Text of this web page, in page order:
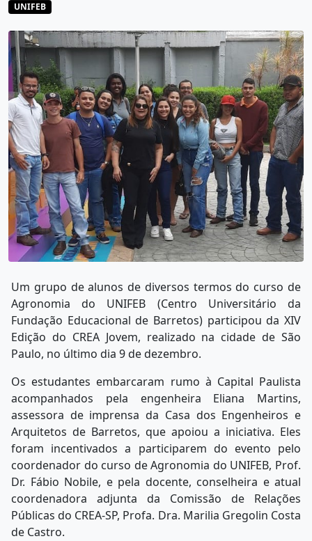
UNIFEB
Um grupo de alunos de diversos termos do curso de
Agronomia do UNIFEB (Centro Universitário da
Fundação Educacional de Barretos) participou da XIV
Edição do CREA Jovem, realizado na cidade de São
Paulo, no último dia 9 de dezembro.
Os estudantes embarcaram rumo à Capital Paulista
acompanhados pela engenheira Eliana Martins,
assessora de imprensa da Casa dos Engenheiros e
Arquitetos de Barretos, que apoiou a iniciativa. Eles
foram incentivados a participarem do evento pelo
coordenador do curso de Agronomia do UNIFEB, Prof.
Dr. Fábio Nobile, e pela docente, conselheira e atual
coordenadora adjunta da Comissão de Relações
Públicas do CREA-SP, Profa. Dra. Marilia Gregolin Costa
de Castro.